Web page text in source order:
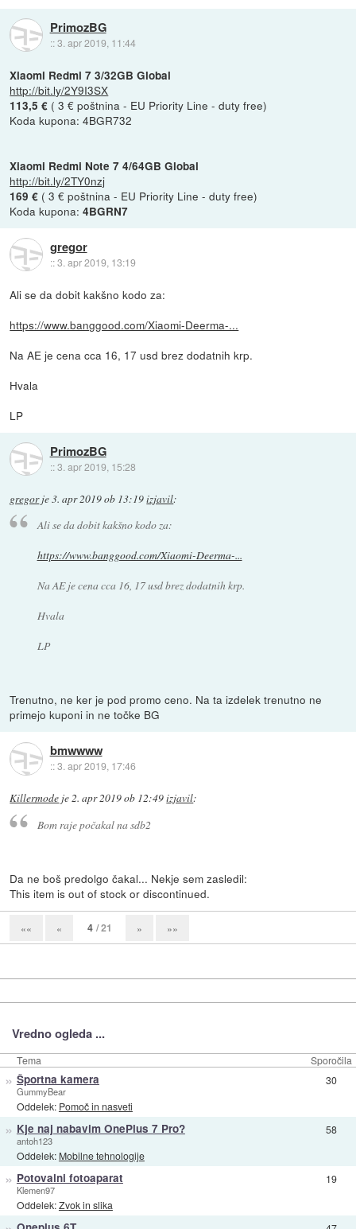
PrimozBG
::3. apr 2019, 11:44
Xiaomi Redmi 7 3/32GB Global
http://bit.ly/2Y9I3SX
113,5 € ( 3 € poštnina - EU Priority Line - duty free)
Koda kupona: 4BGR732
Xiaomi Redmi Note 7 4/64GB Global
http://bit.ly/2TY0nzj
169 € ( 3 € poštnina - EU Priority Line - duty free)
Koda kupona:4BGRN7
gregor
::3. apr 2019, 13:19
Ali se da dobit kakšno kodo za:
https://www.banggood.com/Xiaomi-Deerma-...
Na AE je cena cca 16, 17 usd brez dodatnih krp.
Hvala
LP
PrimozBG
::3. apr 2019, 15:28
gregorje3. apr 2019 ob 13:19izjavil:
Ali se da dobit kakšno kodo za:
https://www.banggood.com/Xiaomi-Deerma-...
Na AE je cena cca 16, 17 usd brez dodatnih krp.
Hvala
LP
Trenutno, ne ker je pod promo ceno. Na ta izdelek trenutno ne
primejo kuponi in ne točke BG
bmwwww
::3. apr 2019, 17:46
Killermode je2. apr 2019 ob 12:49izjavil:
Bom raje počakal na sdb2
Da ne boš predolgo čakal... Nekje sem zasledil:
This item is out of stock or discontinued.
«« « 4 / 21 » »»
Vredno ogleda ...
Tema Sporočila
» Športna kamera
GummyBear
Oddelek: Pomoč in nasveti
30
» Kje naj nabavim OnePlus 7 Pro?
antoh123
Oddelek: Mobilne tehnologije
58
» Potovalni fotoaparat
Klemen97
Oddelek:Zvok in slika
19